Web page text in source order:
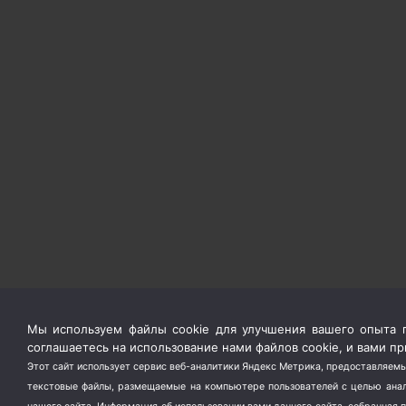
Мы используем файлы cookie для улучшения вашего опыта
соглашаетесь на использование нами файлов cookie, и вами
Этот сайт использует сервис веб-аналитики Яндекс Метрика,
текстовые файлы, размещаемые на компьютере пользователей с целью